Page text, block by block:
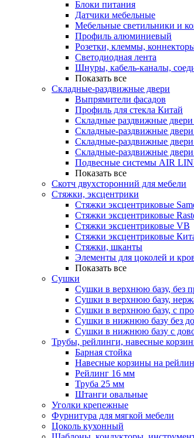
Блоки питания
Датчики мебельные
Мебельные светильники и
Профиль алюминиевый
Розетки, клеммы,
Светодиодная лента
Шнуры, кабель-каналы,
Показать все
Складные-раздвижные двери
Выпрямители фасадов
Профиль для стекла Китай
Складные раздвижные двери
Складные-раздвижные двери
Складные-раздвижные
Складные-раздвижные
Подвесные системы AIR
Показать все
Скотч двухсторонний для мебели
Стяжки, эксцентрики
Cтяжки эксцентриковые
Стяжки эксцентриковые
Стяжки эксцентриковые VB
Стяжки эксцентриковые
Стяжки, шканты
Элементы для цоколей и
Показать все
Сушки
Сушки в верхнюю базу, без
Сушки в верхнюю базу,
Сушки в верхнюю базу, с
Сушки в нижнюю базу без
Сушки в нижнюю базу с
Трубы, рейлинги, навесные
Барная стойка
Навесные корзины на
Рейлинг 16 мм
Труба 25 мм
Штанги овальные
Уголки крепежные
Фурнитура для мягкой мебели
Цоколь кухонный